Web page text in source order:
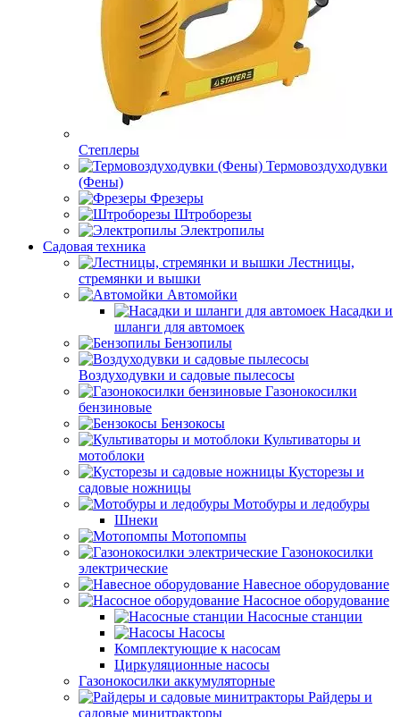
Степлеры
Термовоздуходувки
(Фены)
Фрезеры
Штроборезы
Электропилы
Садовая техника
Лестницы,
стремянки и вышки
Автомойки
Насадки и
шланги для автомоек
Бензопилы
Воздуходувки и садовые пылесосы
Газонокосилки
бензиновые
Бензокосы
Культиваторы и
мотоблоки
Кусторезы и
садовые ножницы
Мотобуры и ледобуры
Шнеки
Мотопомпы
Газонокосилки
электрические
Навесное оборудование
Насосное оборудование
Насосные станции
Насосы
Комплектующие к насосам
Циркуляционные насосы
Газонокосилки аккумуляторные
Райдеры и
садовые минитракторы